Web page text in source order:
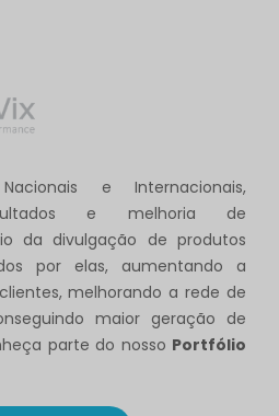
e Internacionais,
e melhoria de
da divulgação de produtos
por elas, aumentando a
melhorando a rede de
maior geração de
parte do nosso Portfólio